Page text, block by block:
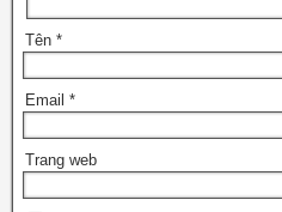
Tên *
Email *
Trang web